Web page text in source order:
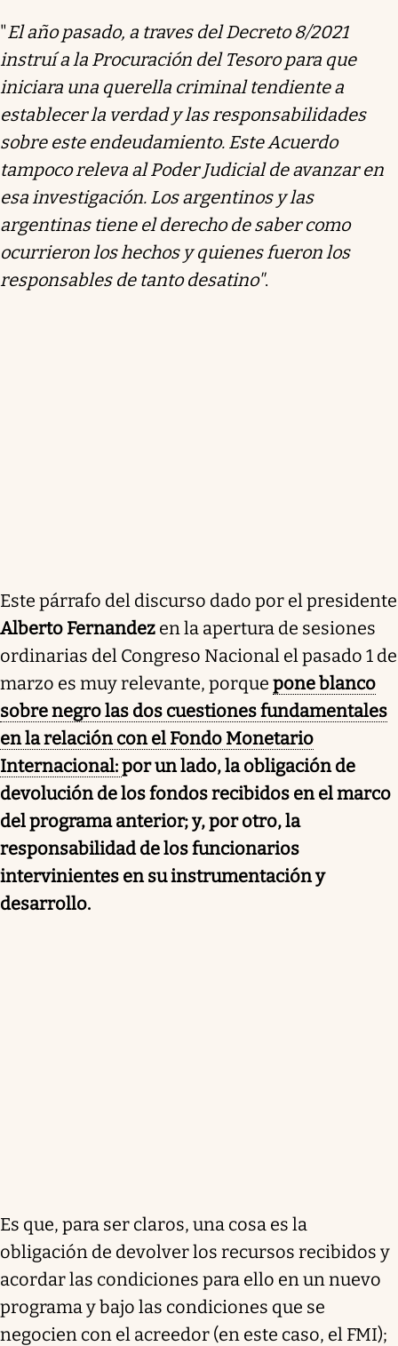
"El año pasado, a traves del Decreto 8/2021
instruí a la Procuración del Tesoro para que
iniciara una querella criminal tendiente a
establecer la verdad y las responsabilidades
sobre este endeudamiento. Este Acuerdo
tampoco releva al Poder Judicial de avanzar en
esa investigación. Los argentinos y las
argentinas tiene el derecho de saber como
ocurrieron los hechos y quienes fueron los
responsables de tanto desatino".
Este párrafo del discurso dado por el presidente
Alberto Fernandez en la apertura de sesiones
ordinarias del Congreso Nacional el pasado 1 de
marzo es muy relevante, porque pone blanco
sobre negro las dos cuestiones fundamentales
en la relación con el Fondo Monetario
Internacional:por un lado, la obligación de
devolución de los fondos recibidos en el marco
del programa anterior; y, por otro, la
responsabilidad de los funcionarios
intervinientes en su instrumentación y
desarrollo.
Es que, para ser claros, una cosa es la
obligación de devolver los recursos recibidos y
acordar las condiciones para ello en un nuevo
programa y bajo las condiciones que se
negocien con el acreedor (en este caso, el FMI);